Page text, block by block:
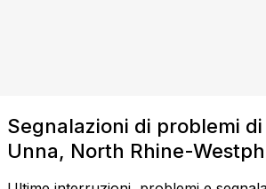
Segnalazioni di problemi
Unna, North Rhine-